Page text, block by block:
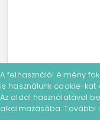
A felhasználói élmény
is használunk cookie-
Az oldal használatával
alkalmazásába. További